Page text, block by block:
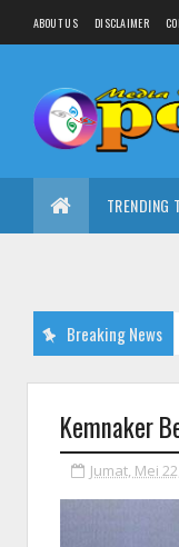
ABOUT US DISCLAIMER
TRENDING
Breaking News
Kemnaker
Jumat, Mei